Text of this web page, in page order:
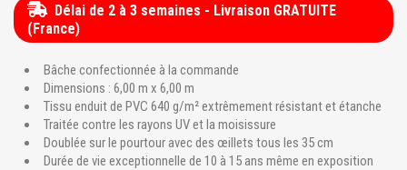
Délai de 2 à 3 semaines - Livraison GRATUITE
(France)
Bâche confectionnée à la commande
Dimensions : 6,00 m x 6,00 m
Tissu enduit de PVC 640 g/m² extrêmement résistant et étanche
Traitée contre les rayons UV et la moisissure
Doublée sur le pourtour avec des œillets tous les 35 cm
Durée de vie exceptionnelle de 10 à 15 ans même en exposition